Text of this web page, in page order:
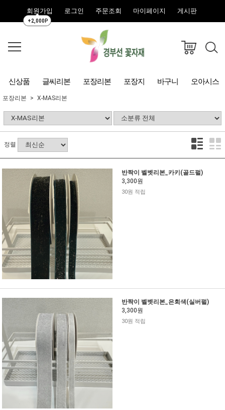
회원가입
+2,000P
로그인 주문조회 마이페이지 게시판
신상품 글씨리본 포장리본 포장지 바구니 오아시스
포장리본 X-MAS리본
정렬
반짝이 벨벳리본_카키(골드펄)
3,300원
30원 적립
반짝이 벨벳리본_은회색(실버펄)
3,300원
30원 적립